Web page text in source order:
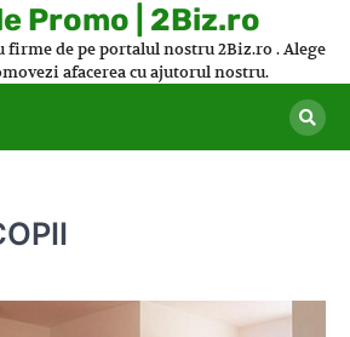
Promo | 2Biz.ro
de pe portalul nostru 2Biz.ro . Alege
afacerea cu ajutorul nostru.